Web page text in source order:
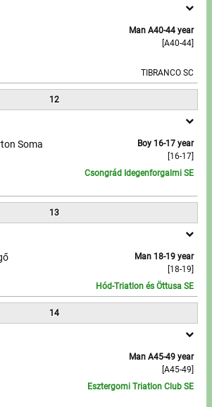
Man A40-44 year
[A40-44]
TIBRANCO SC
12
Boy 16-17 year
[16-17]
Soma
Csongrád Idegenforgalmi SE
13
Man 18-19 year
[18-19]
Hód-Triatlon és Öttusa SE
14
Man A45-49 year
[A45-49]
Esztergomi Triatlon Club SE